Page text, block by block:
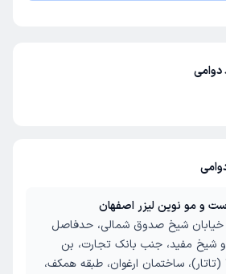
و مو نوین لیزر اصفهان
خیابان شیخ صدوق شمالی، حدفاصل
شیخ مفید، جنب بانک تجارت، بن
بست 39 (تاتار)، ساختمان ارغوان، طبقه همکف،